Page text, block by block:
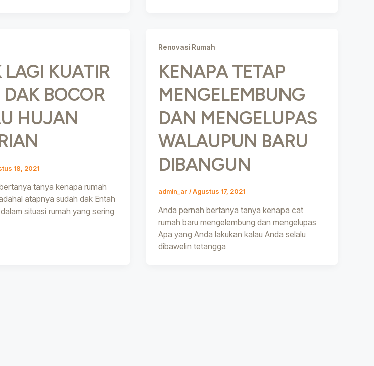
LAGI KUATIR
BOCOR
HUJAN
18, 2021
tanya kenapa rumah
atapnya sudah dak Entah
situasi rumah yang sering
Renovasi Rumah
KENAPA TETAP
MENGELEMBUNG
DAN MENGELUPAS
WALAUPUN BARU
DIBANGUN
admin_ar/Agustus 17, 2021
Anda pernah bertanya tanya kenapa cat
rumah baru mengelembung dan mengelupas
Apa yang Anda lakukan kalau Anda selalu
dibawelin tetangga